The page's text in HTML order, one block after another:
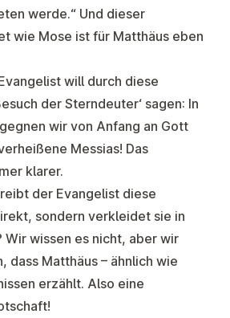
werde.“ Und dieser
wie Mose ist für Matthäus eben
will durch diese
der Sterndeuter‘ sagen: In
wir von Anfang an Gott
Messias! Das
klarer.
der Evangelist diese
sondern verkleidet sie in
Wir wissen es nicht, aber wir
dass Matthäus – ähnlich wie
erzählt. Also eine